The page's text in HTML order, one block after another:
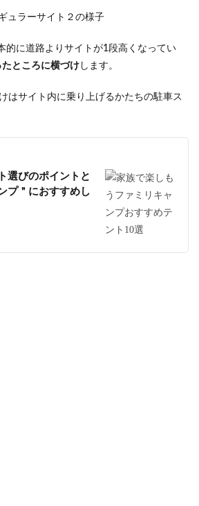
的に道路よりサイトが1段高くなってい
たところに横づけ します。
はサイト内に乗り上げるかたちの駐車ス
選びのポイントと
プ＂におすすめし